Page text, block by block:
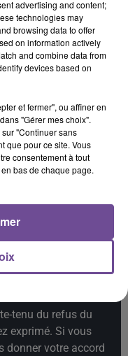
JÉRÉMY FREROT
tenu du refus du
exprimé. Si vous
donner votre accord
advertising and content;
technologies may
browsing data to offer
on information actively
and combine data from
devices based on
et fermer", ou affiner en
"Gérer mes choix".
"Continuer sans
que pour ce site. Vous
consentement à tout
bas de chaque page.